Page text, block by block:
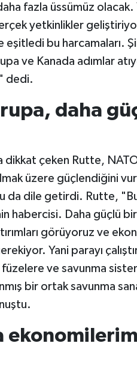
fazla üssümüz olacak.
yetkinlikler
bu harcamaları.
ve Kanada adımlar
dedi.
daha
dikkat çeken Rutte,
üzere güçlendiğini
da dile getirdi. Rutte,
habercisi. Daha güçlü
görüyoruz ve
Yani parayı
ve savunma
bir ortak savunma